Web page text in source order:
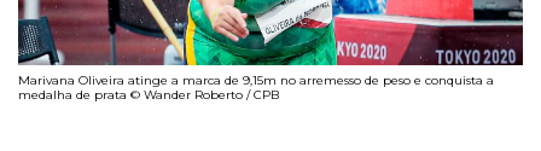
Marivana Oliveira atinge a marca de 9,15m no arremesso de peso e conquista a
medalha de prata © Wander Roberto / CPB